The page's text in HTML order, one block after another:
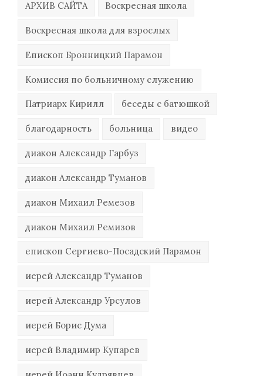
АРХИВ САЙТА Воскресная школа
Воскресная школа для взрослых
Епископ Бронницкий Парамон
Комиссия по больничному служению
Патриарх Кирилл беседы с батюшкой
благодарность больница видео
диакон Александр Гарбуз
диакон Александр Туманов
диакон Михаил Ремезов
диакон Михаил Ремизов
епископ Сергиево-Посадский Парамон
иерей Александр Туманов
иерей Александр Урсулов
иерей Борис Дума
иерей Владимир Купарев